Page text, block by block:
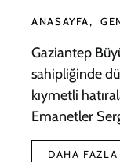
ANASAYFA
Gaziantep
sahipliğinde
kıymetli
Emanetler
DAHA FAZLA